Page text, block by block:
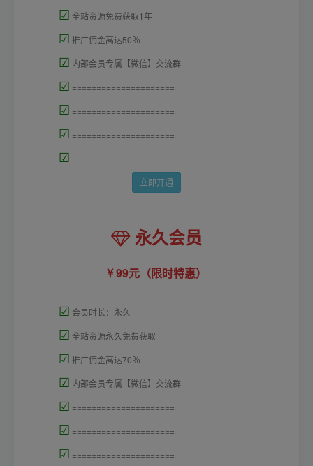
☑ 全站资源免费获取1年
☑ 推广佣金高达50％
☑ 内部会员专属【微信】交流群
☑ =====================
☑ =====================
☑ =====================
☑ =====================
立即开通
永久会员
99元（限时特惠）
☑ 会员时长：永久
☑ 全站资源永久免费获取
☑ 推广佣金高达70％
☑ 内部会员专属【微信】交流群
☑ =====================
☑ =====================
☑ =====================